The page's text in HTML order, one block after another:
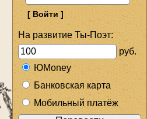
На развитие Ты-Поэт:
руб.
ЮMoney
Банковская карта
Мобильный платёж